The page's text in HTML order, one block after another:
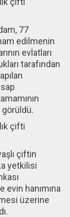
77
edilmenin
evlatları
tarafından
görüldü.
çiftin
yetkilisi
hanımına
üzerine